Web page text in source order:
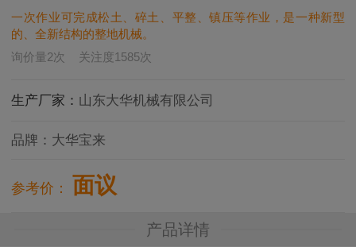
一次作业可完成松土、碎土、平整、镇压等作业，是一种新型
的、全新结构的整地机械。
询价量 2次 关注度1585次
生产厂家： 山东大华机械有限公司
品牌： 大华宝来
参考价： 面议
产品详情